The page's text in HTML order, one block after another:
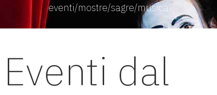
eventi/mostre/sagre/musica
Eventi dal